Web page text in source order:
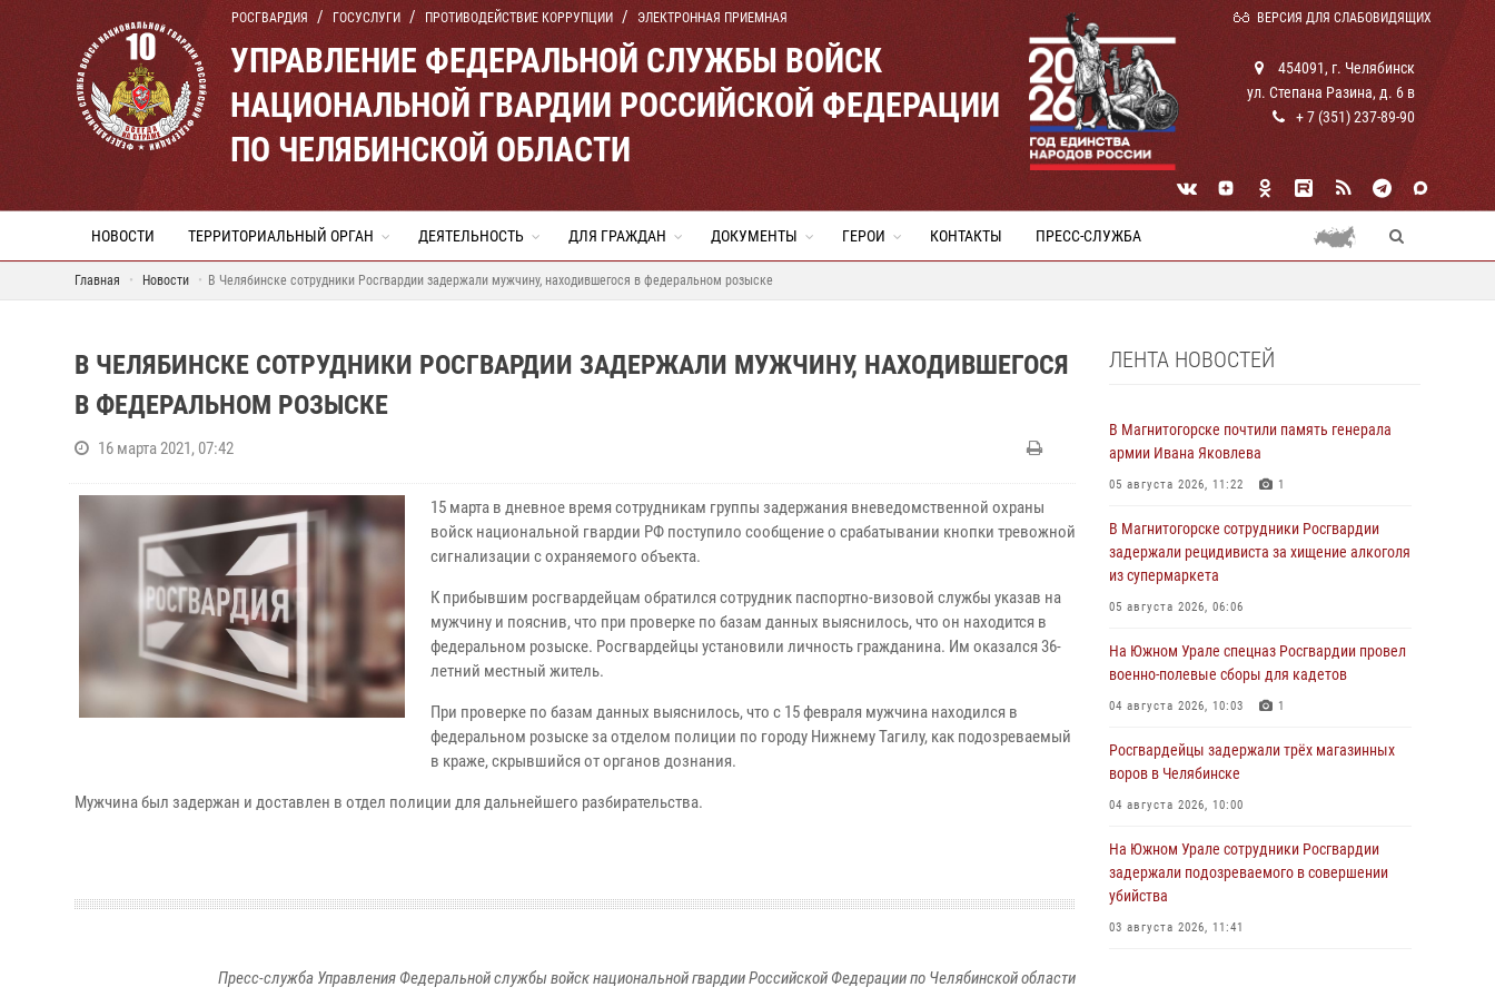
РОСГВАРДИЯ ГОСУСЛУГИ ПРОТИВОДЕЙСТВИЕ КОРРУПЦИИ ЭЛЕКТРОННАЯ ПРИЕМНАЯ ВЕРСИЯ ДЛЯ СЛАБОВИДЯЩИХ
УПРАВЛЕНИЕ ФЕДЕРАЛЬНОЙ СЛУЖБЫ ВОЙСК
НАЦИОНАЛЬНОЙ ГВАРДИИ РОССИЙСКОЙ ФЕДЕРАЦИИ
ПО ЧЕЛЯБИНСКОЙ ОБЛАСТИ
454091, г. Челябинск
ул. Степана Разина, д. 6 в
+ 7 (351) 237-89-90
НОВОСТИ ТЕРРИТОРИАЛЬНЫЙ ОРГАН ДЕЯТЕЛЬНОСТЬ ДЛЯ ГРАЖДАН ДОКУМЕНТЫ ГЕРОИ КОНТАКТЫ ПРЕСС-СЛУЖБА
Главная Новости В Челябинске сотрудники Росгвардии задержали мужчину, находившегося в федеральном розыске
В ЧЕЛЯБИНСКЕ СОТРУДНИКИ РОСГВАРДИИ ЗАДЕРЖАЛИ МУЖЧИНУ, НАХОДИВШЕГОСЯ
В ФЕДЕРАЛЬНОМ РОЗЫСКЕ
16 марта 2021, 07:42
15 марта в дневное время сотрудникам группы задержания вневедомственной охраны
войск национальной гвардии РФ поступило сообщение о срабатывании кнопки тревожной
сигнализации с охраняемого объекта.
К прибывшим росгвардейцам обратился сотрудник паспортно-визовой службы указав на
мужчину и пояснив, что при проверке по базам данных выяснилось, что он находится в
федеральном розыске. Росгвардейцы установили личность гражданина. Им оказался 36-
летний местный житель.
При проверке по базам данных выяснилось, что с 15 февраля мужчина находился в
федеральном розыске за отделом полиции по городу Нижнему Тагилу, как подозреваемый
в краже, скрывшийся от органов дознания.
Мужчина был задержан и доставлен в отдел полиции для дальнейшего разбирательства.
Пресс-служба Управления Федеральной службы войск национальной гвардии Российской Федерации по Челябинской области
ЛЕНТА НОВОСТЕЙ
В Магнитогорске почтили память генерала
армии Ивана Яковлева
05 августа 2026, 11:22 1
В Магнитогорске сотрудники Росгвардии
задержали рецидивиста за хищение алкоголя
из супермаркета
05 августа 2026, 06:06
На Южном Урале спецназ Росгвардии провел
военно-полевые сборы для кадетов
04 августа 2026, 10:03 1
Росгвардейцы задержали трёх магазинных
воров в Челябинске
04 августа 2026, 10:00
На Южном Урале сотрудники Росгвардии
задержали подозреваемого в совершении
убийства
03 августа 2026, 11:41